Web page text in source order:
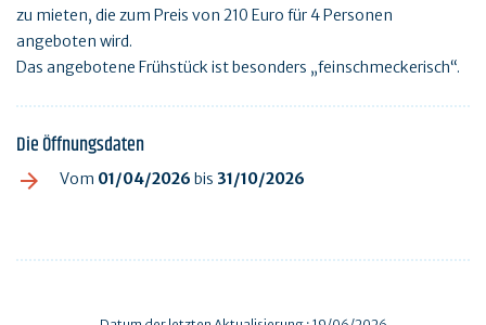
zu mieten, die zum Preis von 210 Euro für 4 Personen
angeboten wird.
Das angebotene Frühstück ist besonders „feinschmeckerisch“.
Die Öffnungsdaten
Vom 01/04/2026 bis 31/10/2026